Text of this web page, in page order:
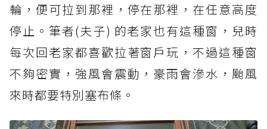
輪，便可拉到那裡，停在那裡，在任意高度
停止。筆者(夫子) 的老家也有這種窗，兒時
每次回老家都喜歡拉著窗戶玩，不過這種窗
不夠密實，強風會震動，豪雨會滲水，颱風
來時都要特別塞布條。